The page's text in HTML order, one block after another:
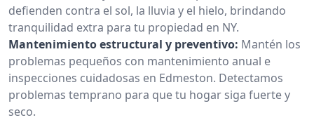
defienden contra el sol, la lluvia y el hielo, brindando
tranquilidad extra para tu propiedad en NY.
Mantenimiento estructural y preventivo: Mantén los
problemas pequeños con mantenimiento anual e
inspecciones cuidadosas en Edmeston. Detectamos
problemas temprano para que tu hogar siga fuerte y
seco.